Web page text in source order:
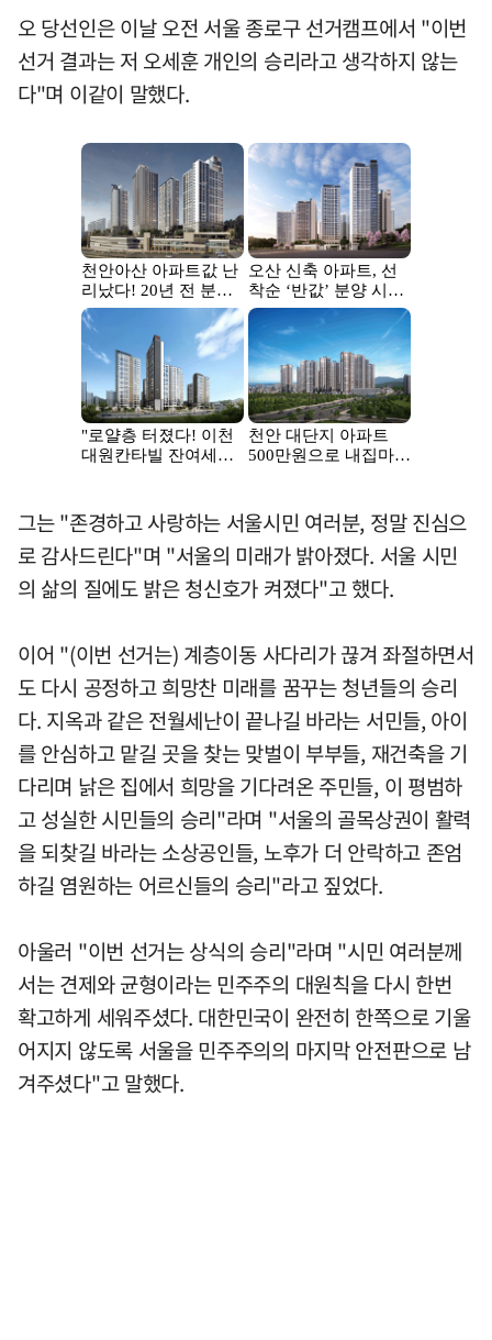
오 당선인은 이날 오전 서울 종로구 선거캠프에서 "이번
선거 결과는 저 오세훈 개인의 승리라고 생각하지 않는
다"며 이같이 말했다.
그는 "존경하고 사랑하는 서울시민 여러분, 정말 진심으
로 감사드린다"며 "서울의 미래가 밝아졌다. 서울 시민
의 삶의 질에도 밝은 청신호가 켜졌다"고 했다.
이어 "(이번 선거는) 계층이동 사다리가 끊겨 좌절하면서
도 다시 공정하고 희망찬 미래를 꿈꾸는 청년들의 승리
다. 지옥과 같은 전월세난이 끝나길 바라는 서민들, 아이
를 안심하고 맡길 곳을 찾는 맞벌이 부부들, 재건축을 기
다리며 낡은 집에서 희망을 기다려온 주민들, 이 평범하
고 성실한 시민들의 승리"라며 "서울의 골목상권이 활력
을 되찾길 바라는 소상공인들, 노후가 더 안락하고 존엄
하길 염원하는 어르신들의 승리"라고 짚었다.
아울러 "이번 선거는 상식의 승리"라며 "시민 여러분께
서는 견제와 균형이라는 민주주의 대원칙을 다시 한번
확고하게 세워주셨다. 대한민국이 완전히 한쪽으로 기울
어지지 않도록 서울을 민주주의의 마지막 안전판으로 남
겨주셨다"고 말했다.